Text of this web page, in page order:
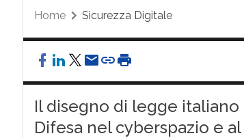
Home Sicurezza Digitale
Il disegno di legge
Difesa nel cyberspazio e